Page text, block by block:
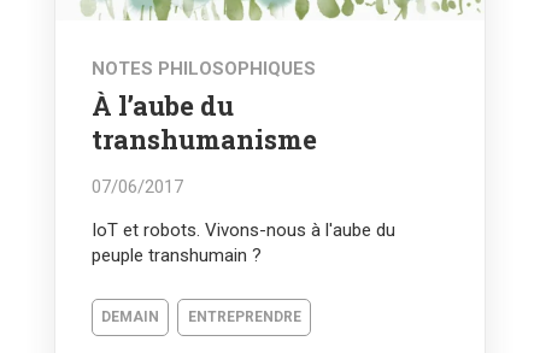
NOTES PHILOSOPHIQUES
À l’aube du
transhumanisme
07/06/2017
IoT et robots. Vivons-nous à l'aube du
peuple transhumain ?
DEMAIN ENTREPRENDRE